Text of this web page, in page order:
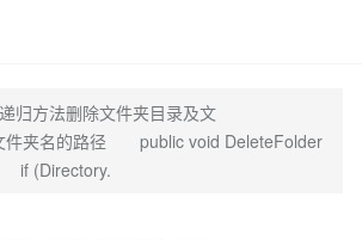
方法删除文件夹目录及文
名的路径 public void DeleteFolder